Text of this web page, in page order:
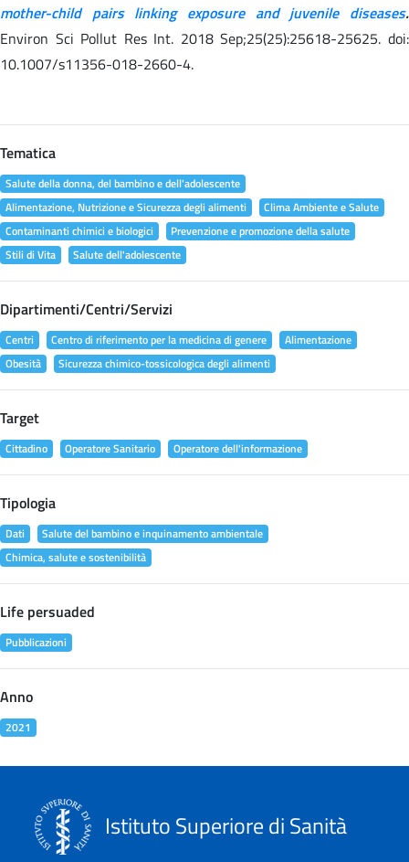
mother-child pairs linking exposure and juvenile diseases.
Environ Sci Pollut Res Int. 2018 Sep;25(25):25618-25625. doi:
10.1007/s11356-018-2660-4.
Tematica
Salute della donna, del bambino e dell'adolescente
Alimentazione, Nutrizione e Sicurezza degli alimenti
Clima Ambiente e Salute
Contaminanti chimici e biologici
Prevenzione e promozione della salute
Stili di Vita
Salute dell'adolescente
Dipartimenti/Centri/Servizi
Centri Centro di riferimento per la medicina di genere
Alimentazione
Obesità
Sicurezza chimico-tossicologica degli alimenti
Target
Cittadino Operatore Sanitario Operatore dell'informazione
Tipologia
Dati
Salute del bambino e inquinamento ambientale
Chimica, salute e sostenibilità
Life persuaded
Pubblicazioni
Anno
2021
Istituto Superiore di Sanità